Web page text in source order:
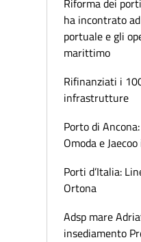
ha incontrato
portuale e gli
marittimo
Rifinanziati i
infrastrutture
Porto di
Omoda e
Porti d’Italia:
Ortona
Adsp mare
insediamento